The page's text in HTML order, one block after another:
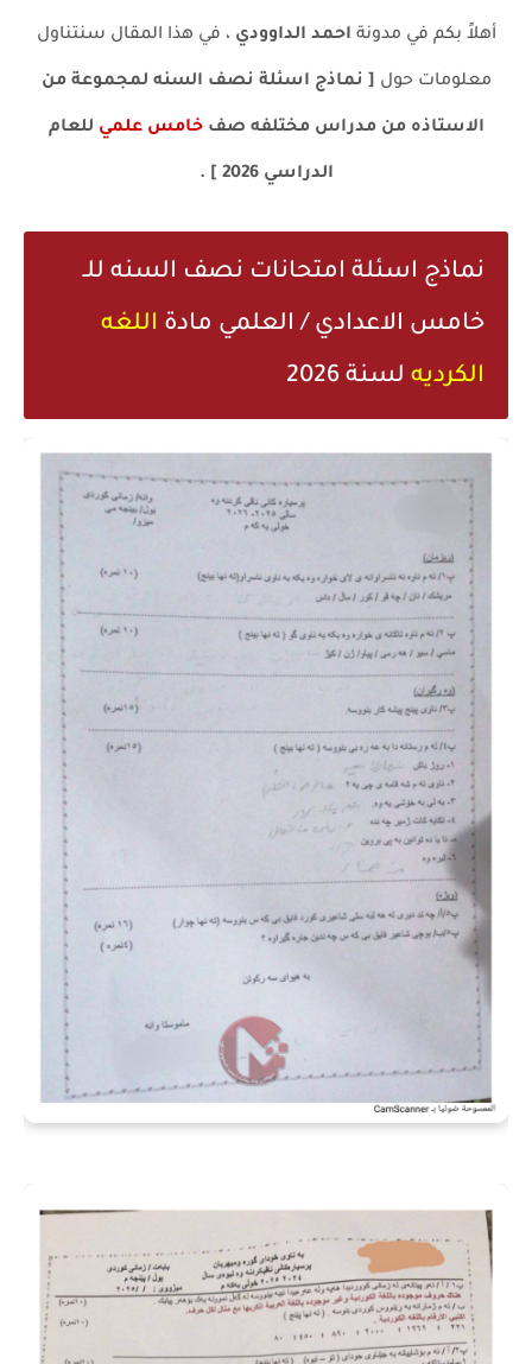
أهلاً بكم في مدونة احمد الداوودي ، في هذا المقال سنتناول
معلومات حول [ نماذج اسئلة نصف السنه لمجموعة من
الاستاذه من مدراس مختلفه صفخامس علمي للعام
الدراسي 2026 ] .
نماذج اسئلة امتحانات نصف السنه للـ
خامس الاعدادي / العلمي مادة اللغه
الكرديه لسنة 2026